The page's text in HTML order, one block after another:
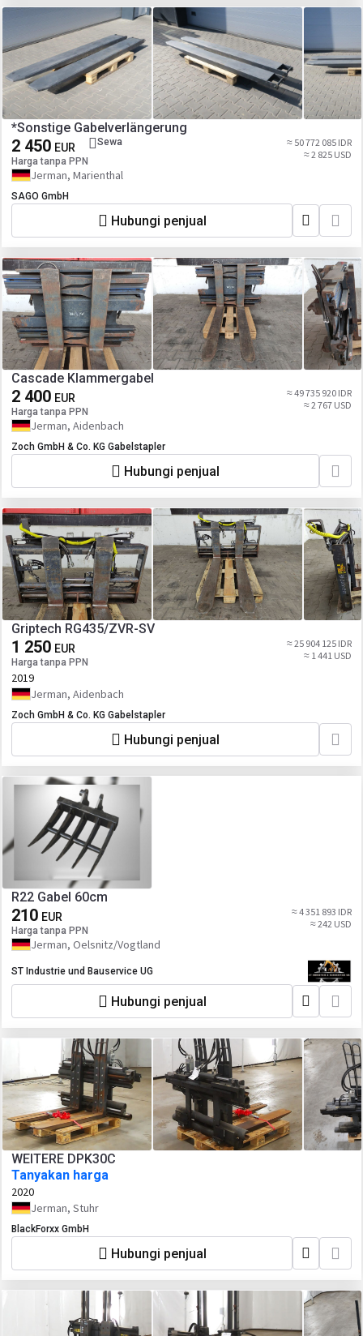
*Sonstige Gabelverlängerung
2 450 EUR
Harga tanpa PPN
Sewa
≈ 50 772 085 IDR
≈ 2 825 USD
Jerman, Marienthal
SAGO GmbH
Hubungi penjual
Cascade Klammergabel
2 400 EUR
Harga tanpa PPN
≈ 49 735 920 IDR
≈ 2 767 USD
Jerman, Aidenbach
Zoch GmbH & Co. KG Gabelstapler
Hubungi penjual
Griptech RG435/ZVR-SV
1 250 EUR
Harga tanpa PPN
≈ 25 904 125 IDR
≈ 1 441 USD
2019
Jerman, Aidenbach
Zoch GmbH & Co. KG Gabelstapler
Hubungi penjual
R22 Gabel 60cm
210 EUR
Harga tanpa PPN
≈ 4 351 893 IDR
≈ 242 USD
Jerman, Oelsnitz/Vogtland
ST Industrie und Bauservice UG
Hubungi penjual
WEITERE DPK30C
Tanyakan harga
2020
Jerman, Stuhr
BlackForxx GmbH
Hubungi penjual